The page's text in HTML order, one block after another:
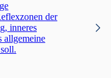
der
inneres
allgemeine